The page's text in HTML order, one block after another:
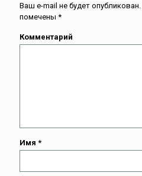
Ваш e-mail не будет опубликован.
помечены *
Комментарий
Имя *